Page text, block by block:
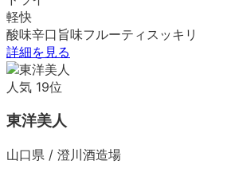
軽快
酸味辛口 旨味フルーティ スッキリ
詳細を見る
人気 19位
東洋美人
山口県 / 澄川酒造場